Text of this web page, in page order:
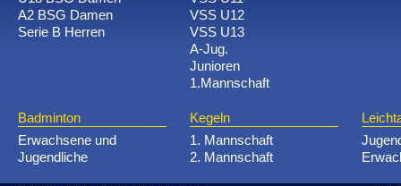
A2 BSG Damen
Serie B Herren
VSS U12
VSS U13
A-Jug.
Junioren
1.Mannschaft
Badminton
Erwachsene und
Jugendliche
Kegeln
1. Mannschaft
2. Mannschaft